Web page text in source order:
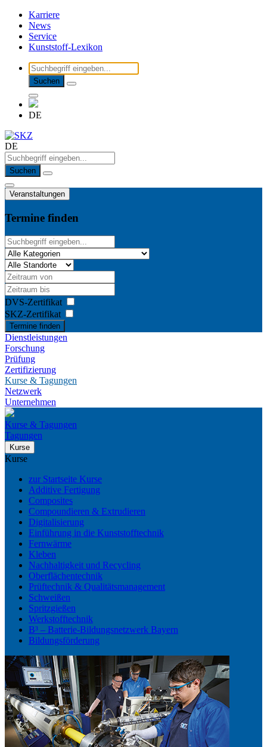
Karriere
News
Service
Kunststoff-Lexikon
Suchen
DE
DE
Suchen
Veranstaltungen
Termine finden
DVS-Zertifikat
SKZ-Zertifikat
Termine finden
Dienstleistungen
Forschung
Prüfung
Zertifizierung
Kurse & Tagungen
Netzwerk
Unternehmen
Kurse & Tagungen
Tagungen
Kurse
Kurse
zur Startseite Kurse
Additive Fertigung
Composites
Compoundieren & Extrudieren
Digitalisierung
Einführung in die Kunststofftechnik
Fernwärme
Kleben
Nachhaltigkeit und Recycling
Oberflächentechnik
Prüftechnik & Qualitätsmanagement
Schweißen
Spritzgießen
Werkstofftechnik
B³ – Batterie-Bildungsnetzwerk Bayern
Bildungsförderung